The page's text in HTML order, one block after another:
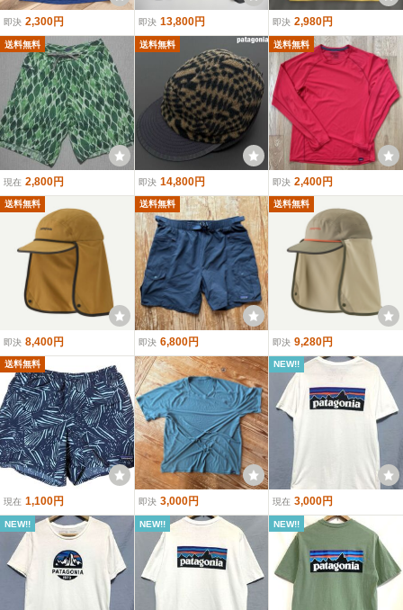
即決 2,300円 即決 13,800円 即決 2,980円
送料無料
現在 2,800円
送料無料
即決 14,800円
送料無料
即決 2,400円
送料無料
即決 8,400円
送料無料
即決 6,800円
送料無料
即決 9,280円
送料無料
現在 1,100円 即決 3,000円
NEW!!
現在 3,000円
NEW!! NEW!! NEW!!